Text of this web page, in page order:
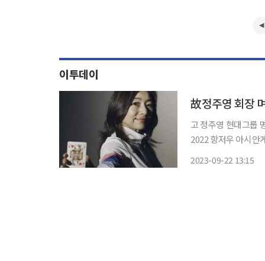
이투데이
故정주영 회장
고 정주영 현대그룹
2022 항저우 아시안게임에 국가대표
2023-09-22 13:15